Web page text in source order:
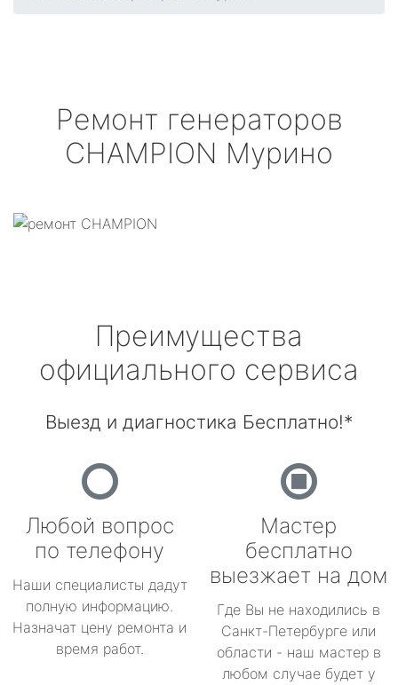
Ремонт генераторов
CHAMPION Мурино
Преимущества
официального сервиса
Выезд и диагностика Бесплатно!*
Любой вопрос
по телефону
Наши специалисты дадут
полную информацию.
Назначат цену ремонта и
время работ.
Мастер
бесплатно
выезжает на дом
Где Вы не находились в
Санкт-Петербурге или
области - наш мастер в
любом случае будет у